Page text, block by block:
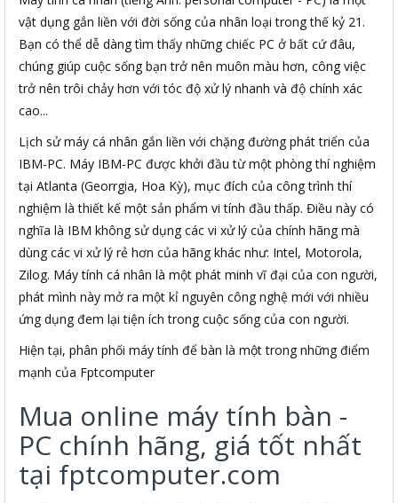
vật dụng gắn liền với đời sống của nhân loại trong thế kỷ 21.
Bạn có thể dễ dàng tìm thấy những chiếc PC ở bất cứ đâu,
chúng giúp cuộc sống bạn trở nên muôn màu hơn, công việc
trở nên trôi chảy hơn với tóc độ xử lý nhanh và độ chính xác
cao...
Lịch sử máy cá nhân gắn liền với chặng đường phát triển của
IBM-PC. Máy IBM-PC được khởi đầu từ một phòng thí nghiệm
tại Atlanta (Georrgia, Hoa Kỳ), mục đích của công trình thí
nghiệm là thiết kế một sản phẩm vi tính đầu thấp. Điều này có
nghĩa là IBM không sử dụng các vi xử lý của chính hãng mà
dùng các vi xử lý rẻ hơn của hãng khác như: Intel, Motorola,
Zilog. Máy tính cá nhân là một phát minh vĩ đại của con người,
phát mình này mở ra một kỉ nguyên công nghệ mới với nhiều
ứng dụng đem lại tiện ích trong cuộc sống của con người.
Hiện tại, phân phối máy tính để bàn là một trong những điểm
mạnh của Fptcomputer
Mua online máy tính bàn -
PC chính hãng, giá tốt nhất
tại fptcomputer.com